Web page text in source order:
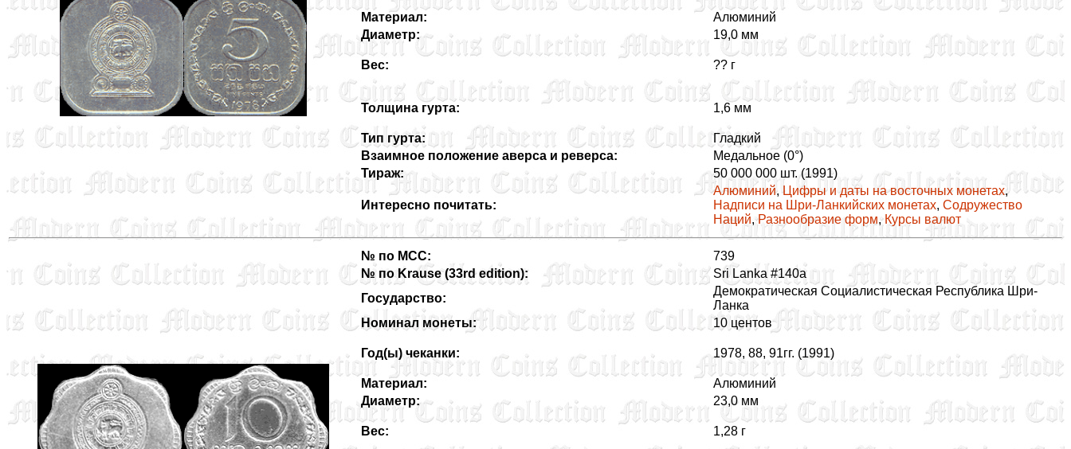
Материал:
Алюминий
Диаметр:
19,0 мм
Вес: ?? г
Толщина гурта: 1,6 мм
Тип гурта:
Гладкий
Взаимное положение аверса и реверса:
Медальное (0°)
Тираж:
50 000 000 шт. (1991)
Интересно почитать:
Алюминий, Цифры и даты на восточных монетах,
Надписи на Шри-Ланкийских монетах, Содружество
Наций,Разнообразие форм,Курсы валют
№ по MCC:
739
№ по Krause (33rd edition):
Sri Lanka #140a
Государство:
Демократическая Социалистическая Республика Шри-
Ланка
Номинал монеты:
10 центов
Год(ы) чеканки: 1978, 88, 91гг. (1991)
Материал:
Алюминий
Диаметр:
23,0 мм
Вес: 1,28 г